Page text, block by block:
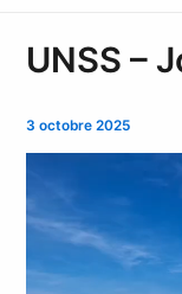
UNSS –
3 octobre 2025